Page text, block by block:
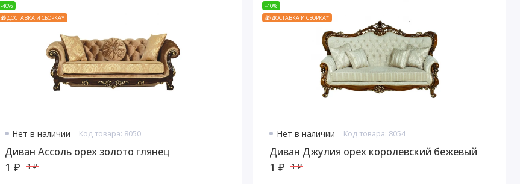
-40%
🎁 ДОСТАВКА И СБОРКА*
Нет в наличии Код товара: 8050
Диван Ассоль орех золото глянец
1 ₽ 1 ₽
-40%
🎁 ДОСТАВКА И СБОРКА*
Нет в наличии Код товара: 8054
Диван Джулия орех королевский бежевый
1 ₽ 1 ₽